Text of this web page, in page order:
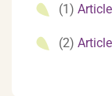
(1)
(2)